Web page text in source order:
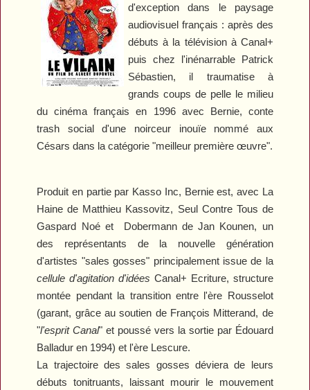
d'exception dans le paysage
audiovisuel français : après des
débuts à la télévision à Canal+
puis chez l'inénarrable Patrick
Sébastien, il traumatise à
grands coups de pelle le milieu
du cinéma français en 1996 avec Bernie, conte
trash social d'une noirceur inouïe nommé aux
Césars dans la catégorie "meilleur première œuvre".
Produit en partie par Kasso Inc, Bernieest, avec La
Hainede Matthieu Kassovitz, Seul Contre Tous de
Gaspard Noé et
Dobermann de Jan Kounen, un
des représentants de la nouvelle génération
d'artistes "sales gosses" principalement issue de la
cellule d'agitation d'idées Canal+ Ecriture, structure
montée pendant la transition entre l'ère Rousselot
(garant, grâce au soutien de François Mitterand, de
"l'esprit Canal" et poussé vers la sortie par Édouard
Balladur en 1994) et l'ère Lescure.
La trajectoire des sales gosses déviera de leurs
débuts tonitruants, laissant mourir le mouvement